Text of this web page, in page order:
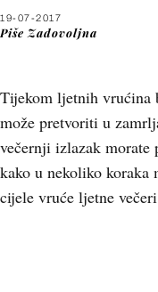
19-07-2017
Piše Zadovoljna
Tijekom ljetnih vrućina
može pretvoriti u
večernji izlazak morate
kako u nekoliko koraka
cijele vruće ljetne večeri